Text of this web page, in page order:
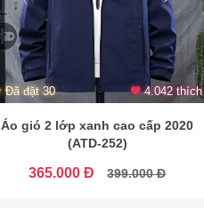
Đã đặt 30 4.042 thích
Áo gió 2 lớp xanh cao cấp 2020
(ATD-252)
365.000 Đ 399.000 Đ